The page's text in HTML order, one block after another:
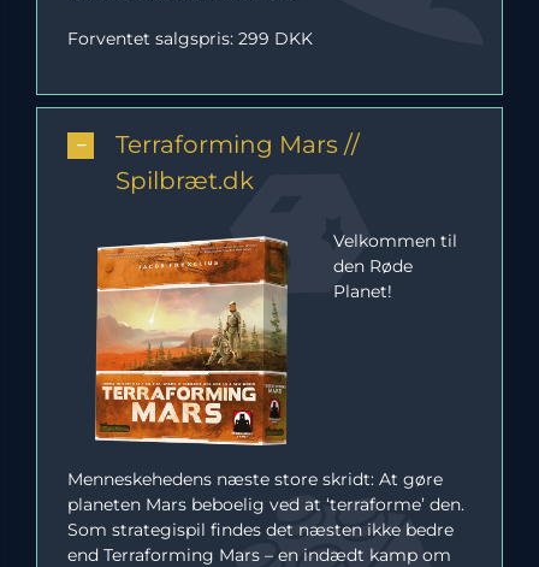
Forventet salgspris: 299 DKK
Terraforming Mars //
Spilbræt.dk
Velkommen til
den Røde
Planet!
Menneskehedens næste store skridt: At gøre
planeten Mars beboelig ved at ‘terraforme’ den.
Som strategispil findes det næsten ikke bedre
end Terraforming Mars – en indædt kamp om